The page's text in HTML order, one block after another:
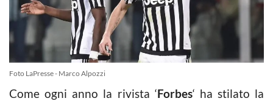
Foto LaPresse - Marco Alpozzi
Come ogni anno la rivista ‘Forbes‘ ha stilato la